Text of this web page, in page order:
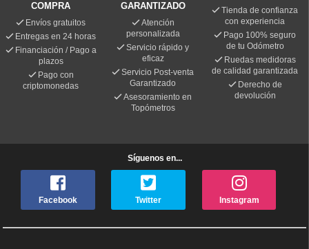
COMPRA
Envíos gratuitos
Entregas en 24 horas
Financiación / Pago a
plazos
Pago con
criptomonedas
GARANTIZADO
Atención
personalizada
Servicio rápido y
eficaz
Servicio Post-venta
Garantizado
Asesoramiento en
Topómetros
Tienda de confianza
con experiencia
Pago 100% seguro
de tu Odómetro
Ruedas medidoras
de calidad garantizada
Derecho de
devolución
Síguenos en...
Facebook Twitter Instagram